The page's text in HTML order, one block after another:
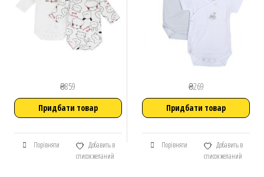
₴859
Придбати товар
Порівняти
Добавить в
список желаний
₴269
Придбати товар
Порівняти
Добавить в
список желаний